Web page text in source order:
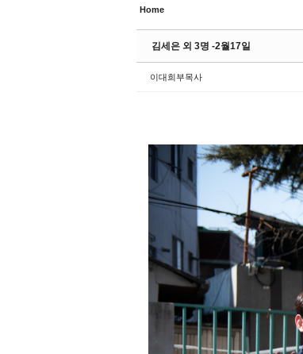
Home
김세은 외 3명 -2월17일
이대희부목사